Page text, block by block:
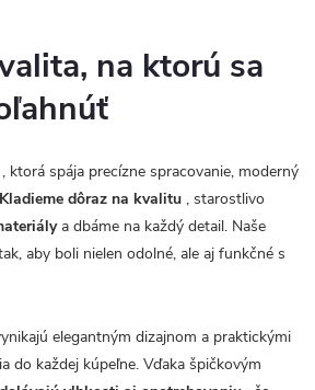
na ktorú sa
, ktorá spája precízne spracovanie, moderný
Kladieme dôraz na kvalitu , starostlivo
a dbáme na každý detail. Naše
aby boli nielen odolné, ale aj funkčné s
elegantným dizajnom a praktickými
do každej kúpeľne. Vďaka špičkovým